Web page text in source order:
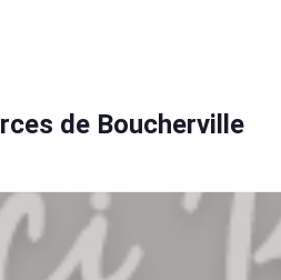
de Boucherville